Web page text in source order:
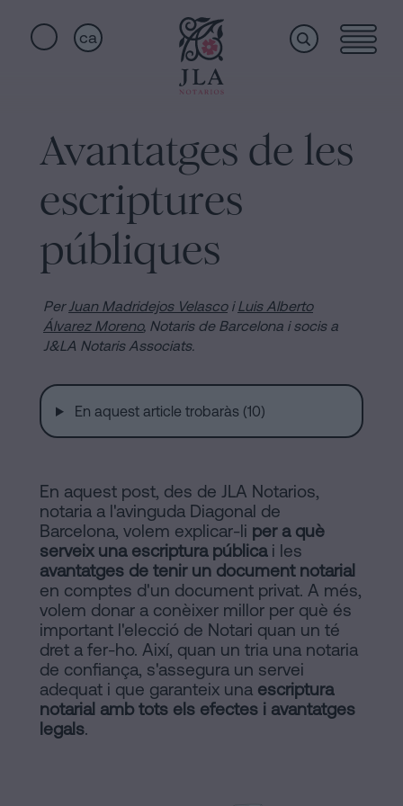
ca
Serveis
Qui
som
Instal·lacions
Notaria
en
línia
Blog
Contactar
ràpids
Jura
de
nacionalitat
a
Barcelona
Notaria
per
Acceptar
a
de
Compravenda
d’Inmmoble
a
Barcelona
Hipoteques
Dissolució
de
parella
de
Avantatges de les
escriptures
públiques
Per Juan Madridejos VelascoiLuis Alberto
Álvarez Moreno, Notaris de Barcelona i socis a
J&LA Notaris Associats.
En aquest article trobaràs (10)
En aquest post, des de JLA Notarios,
notaria a l'avinguda Diagonal de
Barcelona, volem explicar-li per a què
serveix una escriptura públicai les
avantatges de tenir un document notarial
en comptes d'un document privat. A més,
volem donar a conèixer millor per què és
important l'elecció de Notari quan un té
dret a fer-ho. Així, quan un tria una notaria
de confiança, s'assegura un servei
adequat i que garanteix una escriptura
notarial amb tots els efectes i avantatges
legals.